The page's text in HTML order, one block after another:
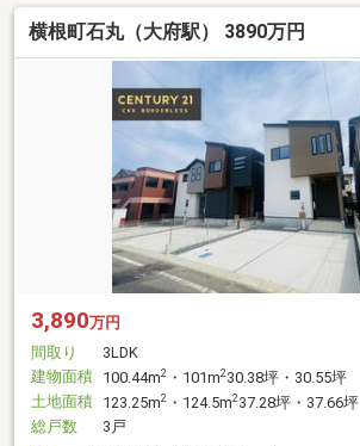
横根町石丸（大府駅） 3890万円
3,890万円
間取り
3LDK
建物面積 100.44m2 ・101m2 30.38坪・30.55坪
土地面積 123.25m2 ・124.5m2 37.28坪・37.66坪
総戸数
3戸